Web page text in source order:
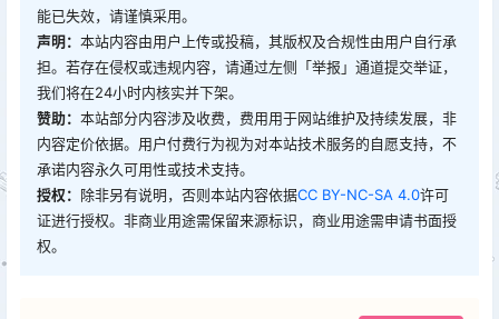
能已失效，请谨慎采用。
声明： 本站内容由用户上传或投稿，其版权及合规性由用户自行承
担。若存在侵权或违规内容，请通过左侧「举报」通道提交举证，
我们将在24小时内核实并下架。
赞助： 本站部分内容涉及收费，费用用于网站维护及持续发展，非
内容定价依据。用户付费行为视为对本站技术服务的自愿支持，不
承诺内容永久可用性或技术支持。
授权： 除非另有说明，否则本站内容依据CC BY-NC-SA 4.0许可
证进行授权。非商业用途需保留来源标识，商业用途需申请书面授
权。